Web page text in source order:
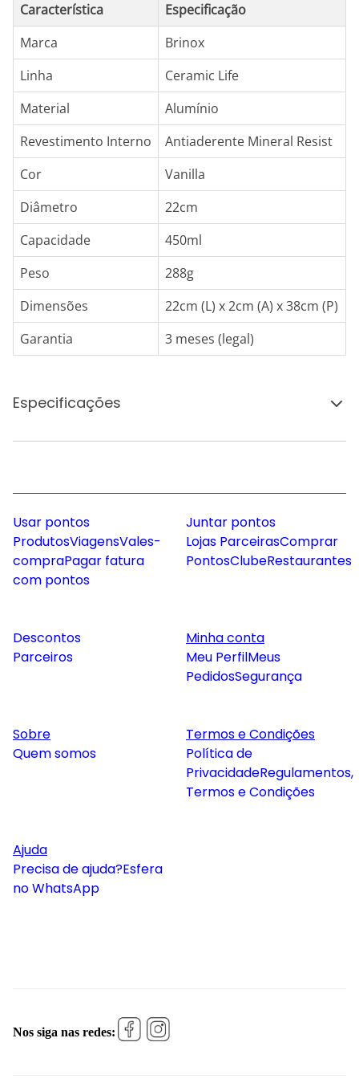
Característica
Especificação
Marca
Brinox
Linha
Ceramic Life
Material
Alumínio
Revestimento Interno
Antiaderente Mineral Resist
Cor
Vanilla
Diâmetro
22cm
Capacidade
450ml
Peso
288g
Dimensões
22cm (L) x 2cm (A) x 38cm (P)
Garantia
3 meses (legal)
Especificações
Usar pontos
ProdutosViagensVales-
compraPagar fatura
com pontos
Juntar pontos
Lojas ParceirasComprar
PontosClubeRestaurantes
Descontos
Parceiros
Minha conta
Meu PerfilMeus
PedidosSegurança
Sobre
Quem somos
Termos e Condições
Política de
PrivacidadeRegulamentos,
Termos e Condições
Ajuda
Precisa de ajuda?Esfera
no WhatsApp
Nos siga nas redes: